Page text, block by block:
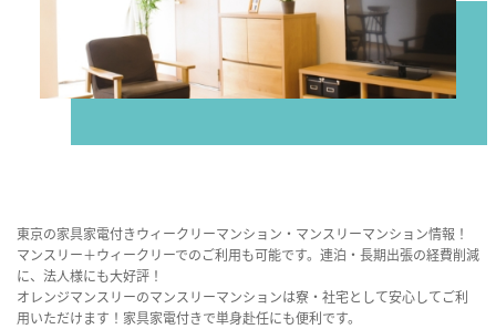
東京の家具家電付きウィークリーマンション・マンスリーマンション情報！
マンスリー＋ウィークリーでのご利用も可能です。連泊・長期出張の経費削減
に、法人様にも大好評！
オレンジマンスリーのマンスリーマンションは寮・社宅として安心してご利
用いただけます！家具家電付きで単身赴任にも便利です。